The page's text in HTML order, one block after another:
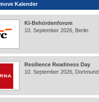
Kalender
KI-Behördenforum
10. September 2026, Berlin
Resilience Readiness Day
10. September 2026, Dortmund